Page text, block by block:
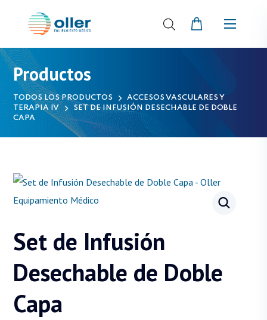
Productos
TODOS LOS PRODUCTOS
ACCESOS VASCULARES Y
TERAPIA IV
SET DE INFUSIÓN DESECHABLE DE DOBLE
CAPA
Set de Infusión
Desechable de Doble
Capa